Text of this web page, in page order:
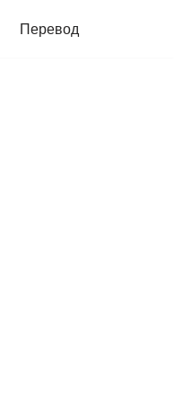
Перевод